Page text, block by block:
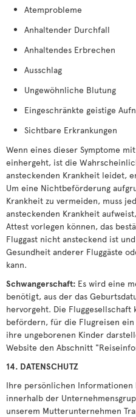
Atemprobleme
Anhaltender Durchfall
Anhaltendes Erbrechen
Ausschlag
Ungewöhnliche Blutung
Eingeschränkte geistige
Sichtbare Erkrankungen
Wenn eines dieser Symptome
einhergeht, ist die
ansteckenden Krankheit leidet,
Um eine Nichtbeförderung
Krankheit zu vermeiden, muss
ansteckenden Krankheit
Attest vorlegen können, das
Fluggast nicht ansteckend ist
Gesundheit anderer Fluggäste
kann.
Schwangerschaft: Es wird eine
benötigt, aus der das
hervorgeht. Die Fluggesellschaft
befördern, für die Flugreisen
ihre ungeborenen Kinder
Website den Abschnitt
14. DATENSCHUTZ
Ihre persönlichen Informationen
innerhalb der
unserem Mutterunternehmen